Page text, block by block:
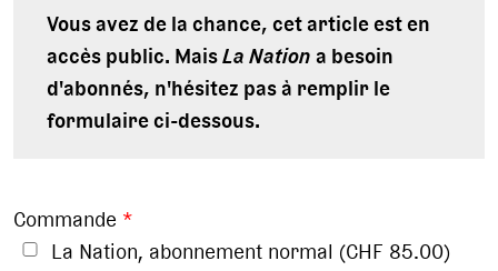
Vous avez de la chance, cet article est en
accès public. MaisLa Nationa besoin
d'abonnés, n'hésitez pas à remplir le
formulaire ci-dessous.
Commande *
La Nation, abonnement normal (CHF 85.00)